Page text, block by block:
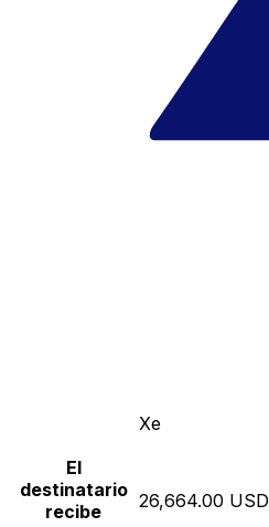
Xe
El
destinatario
recibe
26,664.00 USD